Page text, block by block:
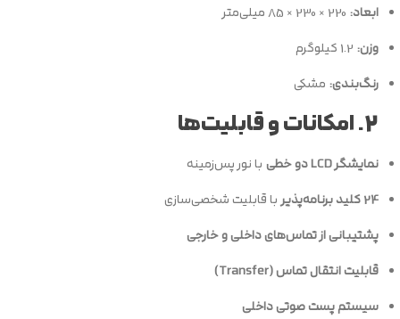
ابعاد:
وزن:
رنگ‌بندی: مشکی
2. امکانات و قابلیت‌ها
نمایشگر LCD دو خطی
با نور پس‌زمینه
24 کلید برنامه‌پذیر
با قابلیت شخصی‌سازی
پشتیبانی از تماس‌های داخلی و خارجی
قابلیت انتقال تماس (Transfer)
سیستم پست صوتی داخلی